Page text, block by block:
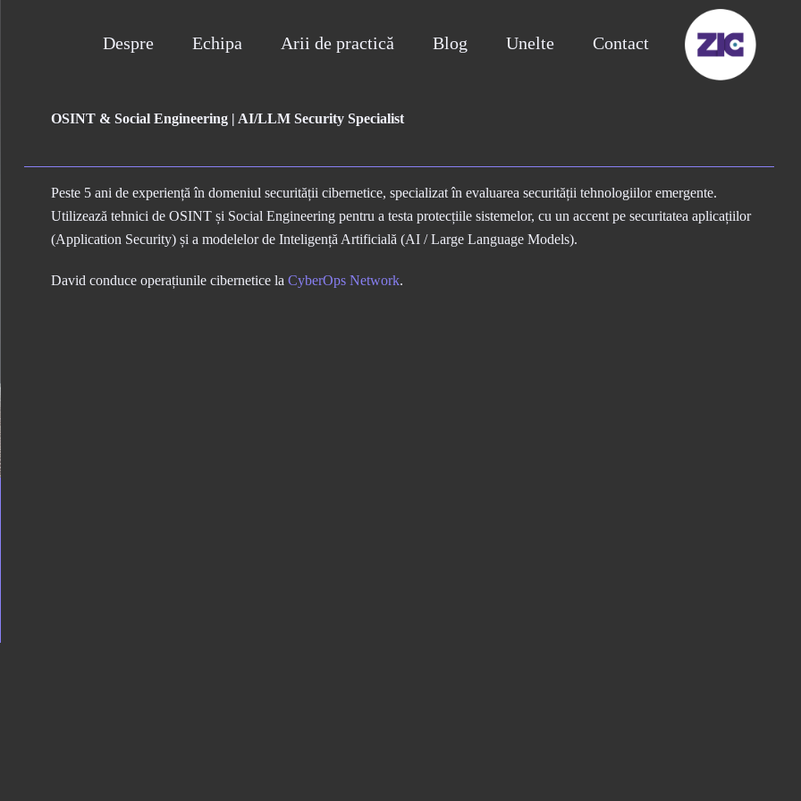
Despre Echipa Arii de practică Blog Unelte Contact
OSINT & Social Engineering | AI/LLM Security Specialist
Peste 5 ani de experiență în domeniul securității cibernetice, specializat în evaluarea securității tehnologiilor emergente.
Utilizează tehnici de OSINT și Social Engineering pentru a testa protecțiile sistemelor, cu un accent pe securitatea aplicațiilor
(Application Security) și a modelelor de Inteligență Artificială (AI / Large Language Models).
David conduce operațiunile cibernetice laCyberOps Network.